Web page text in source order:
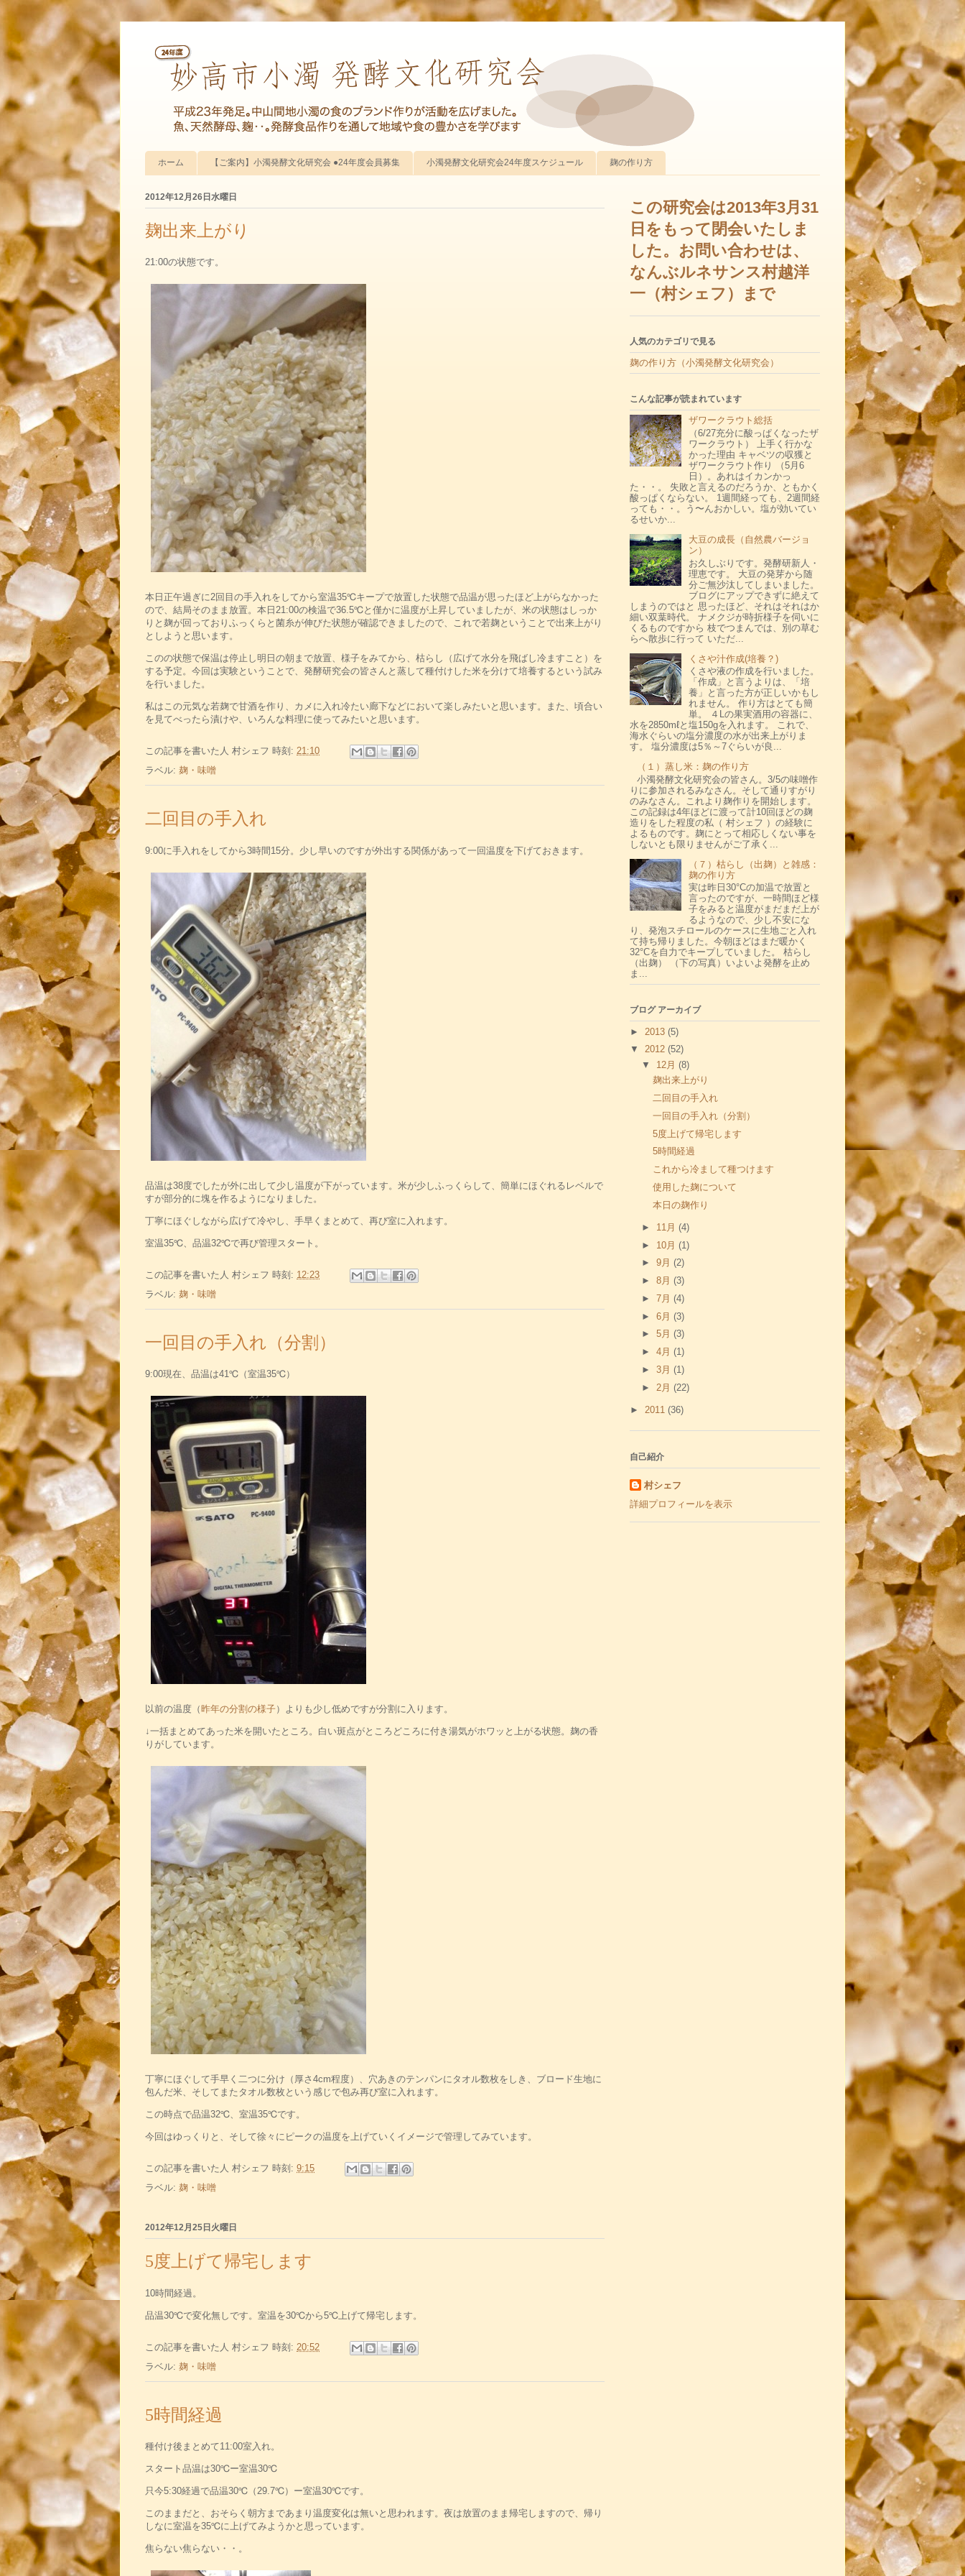
ホーム 【ご案内】小濁発酵文化研究会 ●24年度会員募集 小濁発酵文化研究会24年度スケジュール 麹の作り方
2012年12月26日水曜日
麹出来上がり
21:00の状態です。
本日正午過ぎに2回目の手入れをしてから室温35℃キープで放置した状態で品温が思ったほど上がらなかった
ので、結局そのまま放置。本日21:00の検温で36.5℃と僅かに温度が上昇していましたが、米の状態はしっか
りと麹が回っておりふっくらと菌糸が伸びた状態が確認できましたので、これで若麹ということで出来上がり
としようと思います。
このの状態で保温は停止し明日の朝まで放置、様子をみてから、枯らし（広げて水分を飛ばし冷ますこと）を
する予定。今回は実験ということで、発酵研究会の皆さんと蒸して種付けした米を分けて培養するという試み
を行いました。
私はこの元気な若麹で甘酒を作り、カメに入れ冷たい廊下などにおいて楽しみたいと思います。また、頃合い
を見てべったら漬けや、いろんな料理に使ってみたいと思います。
この記事を書いた人 村シェフ 時刻: 21:10
ラベル: 麹・味噌
二回目の手入れ
9:00に手入れをしてから3時間15分。少し早いのですが外出する関係があって一回温度を下げておきます。
品温は38度でしたが外に出して少し温度が下がっています。米が少しふっくらして、簡単にほぐれるレベルで
すが部分的に塊を作るようになりました。
丁寧にほぐしながら広げて冷やし、手早くまとめて、再び室に入れます。
室温35℃、品温32℃で再び管理スタート。
この記事を書いた人 村シェフ 時刻: 12:23
ラベル: 麹・味噌
一回目の手入れ（分割）
9:00現在、品温は41℃（室温35℃）
以前の温度（ 昨年の分割の様子）よりも少し低めですが分割に入ります。
↓一括まとめてあった米を開いたところ。白い斑点がところどころに付き湯気がホワッと上がる状態。麹の香
りがしています。
丁寧にほぐして手早く二つに分け（厚さ4cm程度）、穴あきのテンパンにタオル数枚をしき、ブロード生地に
包んだ米、そしてまたタオル数枚という感じで包み再び室に入れます。
この時点で品温32℃、室温35℃です。
今回はゆっくりと、そして徐々にピークの温度を上げていくイメージで管理してみています。
この記事を書いた人 村シェフ 時刻: 9:15
ラベル: 麹・味噌
2012年12月25日火曜日
5度上げて帰宅します
10時間経過。
品温30℃で変化無しです。室温を30℃から5℃上げて帰宅します。
この記事を書いた人 村シェフ 時刻: 20:52
ラベル: 麹・味噌
5時間経過
種付け後まとめて11:00室入れ。
スタート品温は30℃ー室温30℃
只今5:30経過で品温30℃（29.7℃）ー室温30℃です。
このままだと、おそらく朝方まであまり温度変化は無いと思われます。夜は放置のまま帰宅しますので、帰り
しなに室温を35℃に上げてみようかと思っています。
焦らない焦らない・・。
この研究会は2013年3月31
日をもって閉会いたしま
した。お問い合わせは、
なんぶルネサンス村越洋
一（村シェフ）まで
人気のカテゴリで見る
麹の作り方（小濁発酵文化研究会）
こんな記事が読まれています
ザワークラウト総括
（6/27充分に酸っぱくなったザ
ワークラウト） 上手く行かな
かった理由 キャベツの収獲と
ザワークラウト作り （5月6
日）。あれはイカンかっ
た・・。 失敗と言えるのだろうか、ともかく
酸っぱくならない。 1週間経っても、2週間経
っても・・。う〜んおかしい。塩が効いてい
るせいか...
大豆の成長（自然農バージョ
ン）
お久しぶりです。発酵研新人・
理恵です。 大豆の発芽から随
分ご無沙汰してしまいました。
ブログにアップできずに絶えて
しまうのではと 思ったほど、それはそれはか
細い双葉時代。 ナメクジが時折様子を伺いに
くるものですから 枝でつまんでは、別の草む
らへ散歩に行って いただ...
くさや汁作成(培養？)
くさや液の作成を行いました。
「作成」と言うよりは、「培
養」と言った方が正しいかもし
れません。 作り方はとても簡
単。 ４Lの果実酒用の容器に、
水を2850mℓと塩150gを入れます。 これで、
海水ぐらいの塩分濃度の水が出来上がりま
す。 塩分濃度は5％～7ぐらいが良...
（１）蒸し米：麹の作り方
小濁発酵文化研究会の皆さん。3/5の味噌作
りに参加されるみなさん。そして通りすがり
のみなさん。これより麹作りを開始します。
この記録は4年ほどに渡って計10回ほどの麹
造りをした程度の私（ 村シェフ ）の経験に
よるものです。麹にとって相応しくない事を
しないとも限りませんがご了承く...
（７）枯らし（出麹）と雑感：
麹の作り方
実は昨日30°Cの加温で放置と
言ったのですが、一時間ほど様
子をみると温度がまだまだ上が
るようなので、少し不安にな
り、発泡スチロールのケースに生地ごと入れ
て持ち帰りました。今朝ほどはまだ暖かく
32°Cを自力でキープしていました。 枯らし
（出麹） （下の写真）いよいよ発酵を止め
ま...
ブログ アーカイブ
► 2013 (5)
▼ 2012 (52)
▼ 12月 (8)
麹出来上がり
二回目の手入れ
一回目の手入れ（分割）
5度上げて帰宅します
5時間経過
これから冷まして種つけます
使用した麹について
本日の麹作り
► 11月 (4)
► 10月 (1)
► 9月 (2)
► 8月 (3)
► 7月 (4)
► 6月 (3)
► 5月 (3)
► 4月 (1)
► 3月 (1)
► 2月 (22)
► 2011 (36)
自己紹介
村シェフ
詳細プロフィールを表示